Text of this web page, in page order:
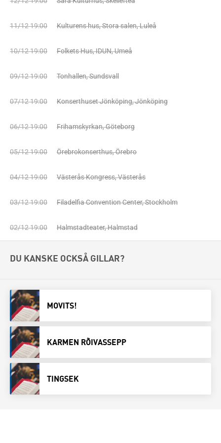
11/12 19:00 Kulturens hus, Stora salen, Luleå
10/12 19:00 Folkets Hus, IDUN, Umeå
09/12 19:00 Tonhallen, Sundsvall
07/12 19:00 Konserthuset Jönköping, Jönköping
06/12 19:00 Frihamskyrkan, Göteborg
05/12 19:00 Örebrokonserthus, Örebro
04/12 19:00 Västerås Kongress, Västerås
03/12 19:00 Filadelfia Convention Center, Stockholm
02/12 19:00 Halmstadteater, Halmstad
DU KANSKE OCKSÅ GILLAR?
MOVITS!
KARMEN RÕIVASSEPP
TINGSEK